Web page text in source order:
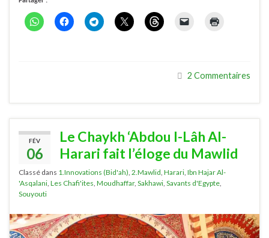
2 Commentaires
FÉV
06
Le Chaykh ‘Abdou l-Lâh Al-
Harari fait l’éloge du Mawlid
Classé dans 1.Innovations (Bid'ah) 2.Mawlid Harari Ibn Hajar Al-
'Asqalani Les Chafi'ites Moudhaffar, Sakhawi Savants d'Egypte
Souyouti